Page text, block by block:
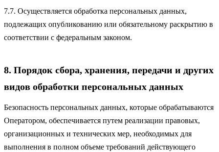
7.7. Осуществляется обработка персональных данных,
подлежащих опубликованию или обязательному раскрытию в
соответствии с федеральным законом.
8. Порядок сбора, хранения, передачи и других
видов обработки персональных данных
Безопасность персональных данных, которые обрабатываются
Оператором, обеспечивается путем реализации правовых,
организационных и технических мер, необходимых для
выполнения в полном объеме требований действующего